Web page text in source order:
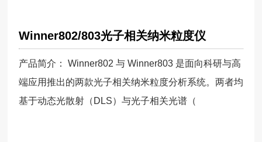
Winner802/803光子相关纳米粒度仪
产品简介： Winner802 与 Winner803 是面向科研与高
端应用推出的两款光子相关纳米粒度分析系统。两者均
基于动态光散射（DLS）与光子相关光谱（